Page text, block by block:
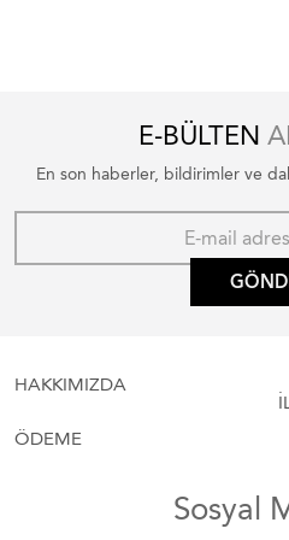
E-BÜLTEN
En son haberler, bildirimler ve
HAKKIMIZDA
ÖDEME
Sosyal